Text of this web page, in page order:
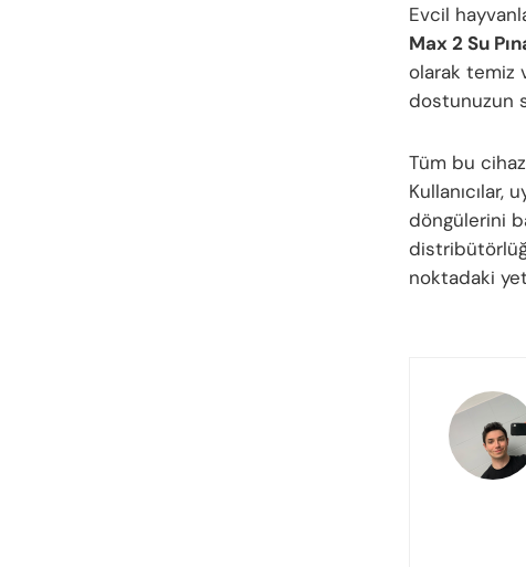
Evcil
Max 2 Su
olarak temiz
dostunuzun
Tüm bu
Kullanıcılar,
döngülerini
noktadaki